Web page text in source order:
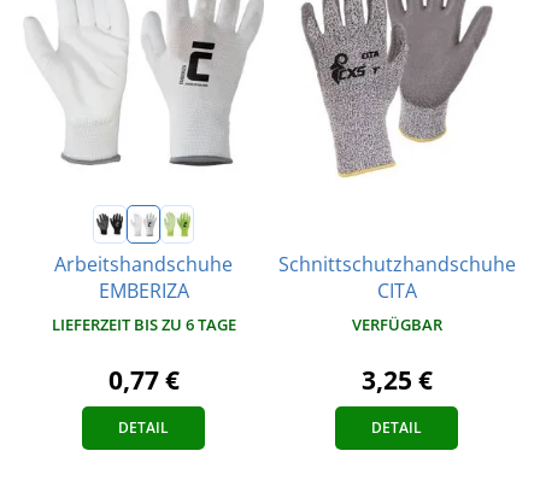
Arbeitshandschuhe
EMBERIZA
LIEFERZEIT BIS ZU 6 TAGE
0,77 €
DETAIL
Schnittschutzhandschuhe
CITA
VERFÜGBAR
3,25 €
DETAIL